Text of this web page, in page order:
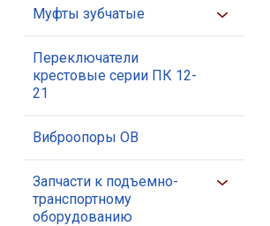
Муфты зубчатые
Переключатели
крестовые серии ПК 12-
21
Виброопоры ОВ
Запчасти к подъемно-
транспортному
оборудованию